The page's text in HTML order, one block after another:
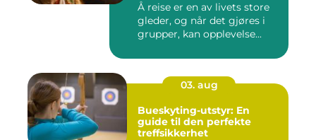
Å reise er en av livets store
gleder, og når det gjøres i
grupper, kan opplevelse...
03. aug
Bueskyting-utstyr: En
guide til den perfekte
treffsikkerhet